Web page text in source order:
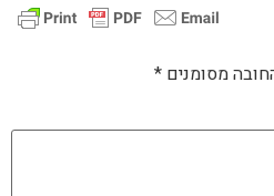
מסומנים *